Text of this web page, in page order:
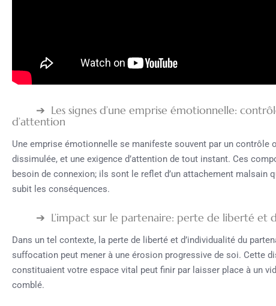
Les signes d’une emprise émotionnelle:
d’attention
Une emprise émotionnelle se manifeste souvent par un contrôle
dissimulée, et une exigence d’attention de tout instant. Ces
besoin de connexion; ils sont le reflet d’un attachement malsain
subit les conséquences.
L’impact sur le partenaire: perte de liberté et
Dans un tel contexte, la perte de liberté et d’individualité du
suffocation peut mener à une érosion progressive de soi. Cette
constituaient votre espace vital peut finir par laisser place à un
comblé.